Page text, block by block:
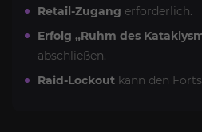
Retail-Zugang erforderlich.
Erfolg „Ruhm des
abschließen.
Raid-Lockout kann den